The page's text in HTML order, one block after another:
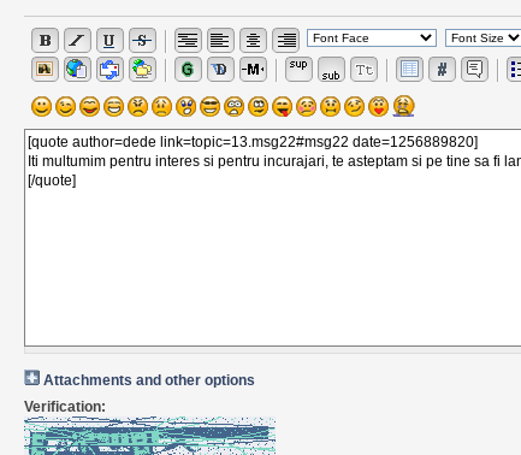
Attachments and other options
Verification: